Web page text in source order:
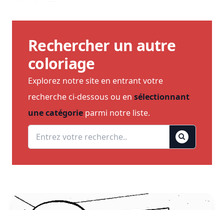
Rechercher un autre
coloriage
Explorez notre site en entrant votre
recherche ci-dessous ou en sélectionnant
une catégorie parmi notre liste.